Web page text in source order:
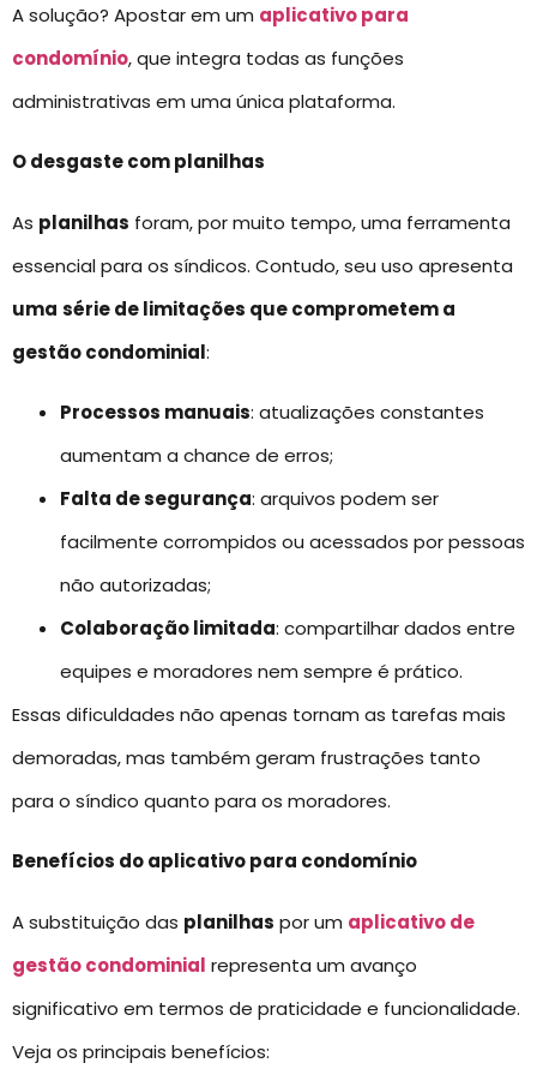
A solução? Apostar em um aplicativo para
condomínio, que integra todas as funções
administrativas em uma única plataforma.
O desgaste com planilhas
As planilhas foram, por muito tempo, uma ferramenta
essencial para os síndicos. Contudo, seu uso apresenta
uma série de limitações que comprometem a
gestão condominial:
Processos manuais: atualizações constantes
aumentam a chance de erros;
Falta de segurança: arquivos podem ser
facilmente corrompidos ou acessados por pessoas
não autorizadas;
Colaboração limitada: compartilhar dados entre
equipes e moradores nem sempre é prático.
Essas dificuldades não apenas tornam as tarefas mais
demoradas, mas também geram frustrações tanto
para o síndico quanto para os moradores.
Benefícios do aplicativo para condomínio
A substituição das planilhas por um aplicativo de
gestão condominial representa um avanço
significativo em termos de praticidade e funcionalidade.
Veja os principais benefícios: